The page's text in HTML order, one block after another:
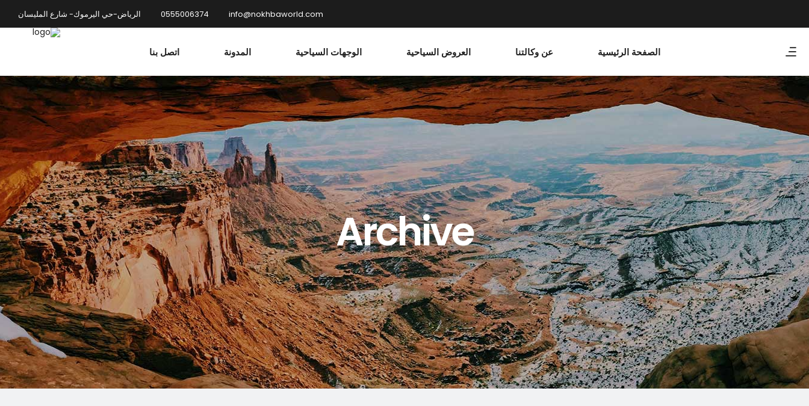
info@nokhbaworld.com
0555006374 الرياض-حي اليرموك- شارع المليسان
اتصل بنا المدونة الوجهات السياحية العروض السياحية عن وكالتنا الصفحة الرئيسية
Archive